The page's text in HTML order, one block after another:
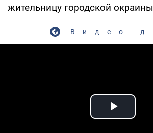
жительницу городской
Видео
Play